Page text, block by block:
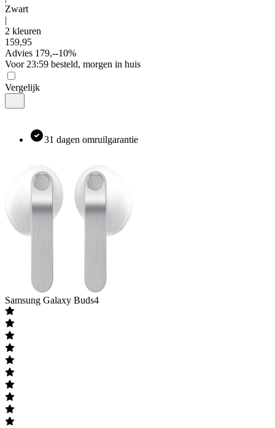
Zwart
|
2 kleuren
159,95
Advies 179,--10%
Voor 23:59 besteld, morgen in huis
Vergelijk
31 dagen omruilgarantie
Samsung Galaxy Buds4